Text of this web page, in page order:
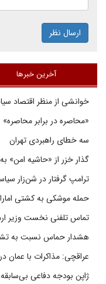
ارسال نظر
آخرین خبرها
خوانشی از منظر اقتصاد
«محاصره در برابر محاصره»
سه خطای راهبردی تهران
گذار خزر از «حاشیه امن»
ترامپ گرفتار در شن‌زار
حمله موشکی به کشتی
تماس تلفنی نخست وزیر
هشدار حماس نسبت به
عراقچی: مذاکرات با عمان
ژاپن بودجه دفاعی بی‌سابقه ۵۶ میلیارد دلاری را در نظر دارد